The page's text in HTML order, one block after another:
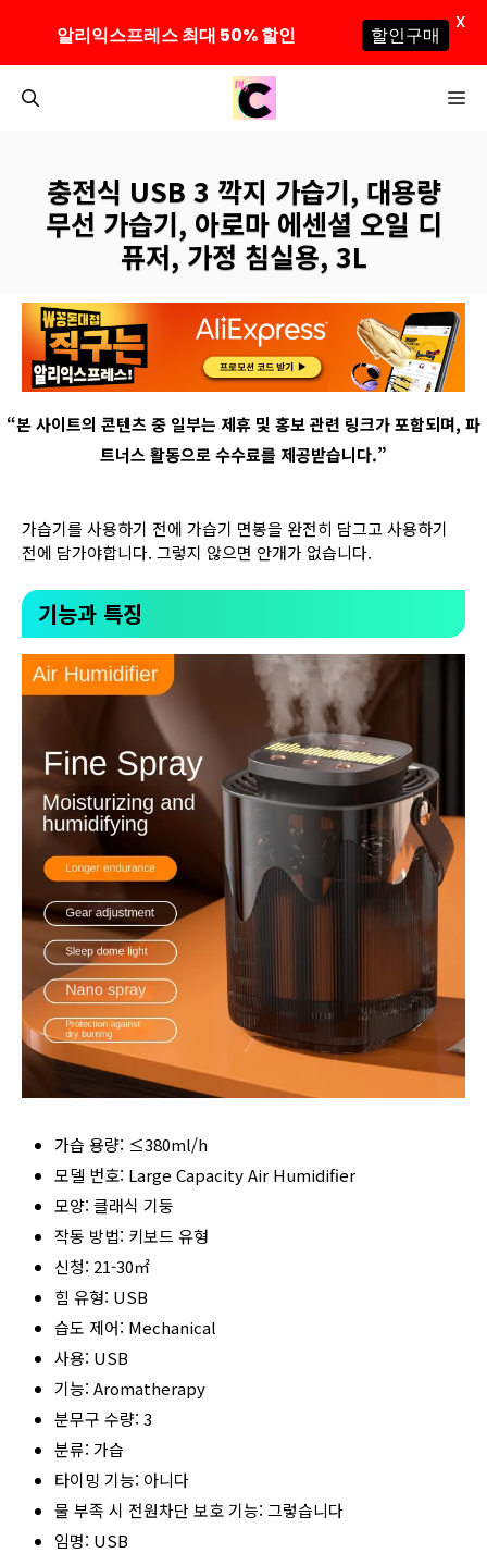
충전식 USB 3 깍지 가습기, 대용량
무선 가습기, 아로마 에센셜 오일 디
퓨저, 가정 침실용, 3L
“본 사이트의 콘텐츠 중 일부는 제휴 및 홍보 관련 링크가 포함되며, 파
트너스 활동으로 수수료를 제공받습니다.”
가습기를 사용하기 전에 가습기 면봉을 완전히 담그고 사용하기
전에 담가야합니다. 그렇지 않으면 안개가 없습니다.
기능과 특징
가습 용량: ≤380ml/h
모델 번호: Large Capacity Air Humidifier
모양: 클래식 기둥
작동 방법: 키보드 유형
신청: 21-30㎡
힘 유형: USB
습도 제어: Mechanical
사용: USB
기능: Aromatherapy
분무구 수량: 3
분류: 가습
타이밍 기능: 아니다
물 부족 시 전원차단 보호 기능: 그렇습니다
임명: USB
알리익스프레스 최대 50% 할인 할인구매
X